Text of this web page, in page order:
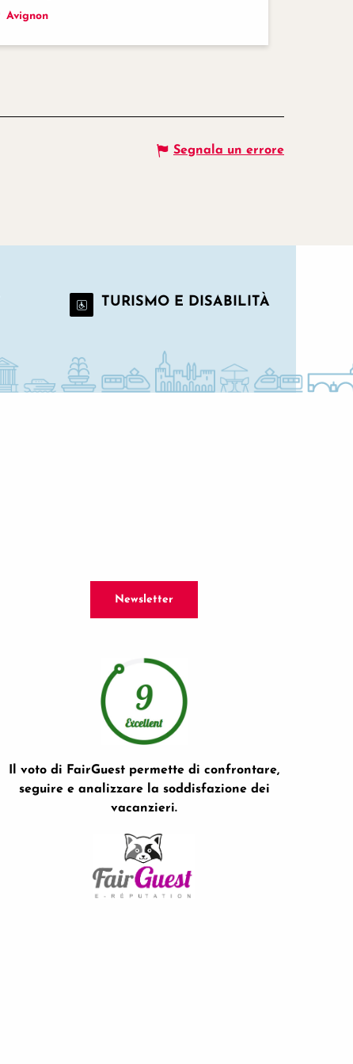
Avignon
Segnala un errore
TURISMO E DISABILITÀ
Newsletter
Il voto di FairGuest permette di confrontare,
seguire e analizzare la soddisfazione dei
vacanzieri.